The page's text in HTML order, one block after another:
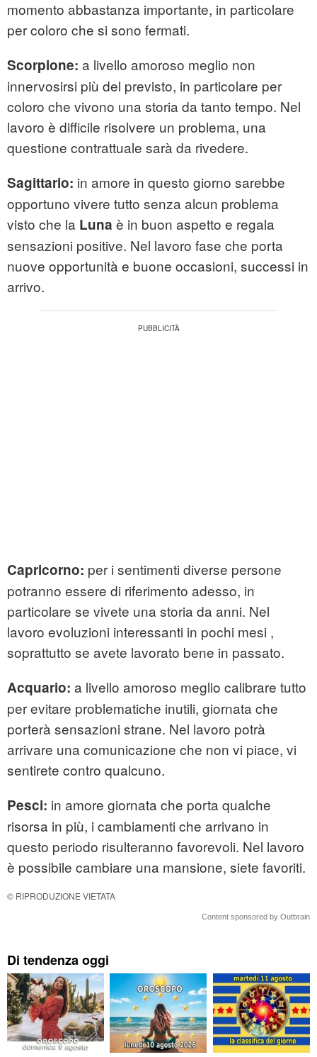
momento abbastanza importante, in particolare
per coloro che si sono fermati.
Scorpione: a livello amoroso meglio non
innervosirsi più del previsto, in particolare per
coloro che vivono una storia da tanto tempo. Nel
lavoro è difficile risolvere un problema, una
questione contrattuale sarà da rivedere.
Sagittario: in amore in questo giorno sarebbe
opportuno vivere tutto senza alcun problema
visto che la Luna è in buon aspetto e regala
sensazioni positive. Nel lavoro fase che porta
nuove opportunità e buone occasioni, successi in
arrivo.
Capricorno: per i sentimenti diverse persone
potranno essere di riferimento adesso, in
particolare se vivete una storia da anni. Nel
lavoro evoluzioni interessanti in pochi mesi ,
soprattutto se avete lavorato bene in passato.
Acquario: a livello amoroso meglio calibrare tutto
per evitare problematiche inutili, giornata che
porterà sensazioni strane. Nel lavoro potrà
arrivare una comunicazione che non vi piace, vi
sentirete contro qualcuno.
Pesci: in amore giornata che porta qualche
risorsa in più, i cambiamenti che arrivano in
questo periodo risulteranno favorevoli. Nel lavoro
è possibile cambiare una mansione, siete favoriti.
© RIPRODUZIONE VIETATA
Content sponsored by Outbrain
Di tendenza oggi